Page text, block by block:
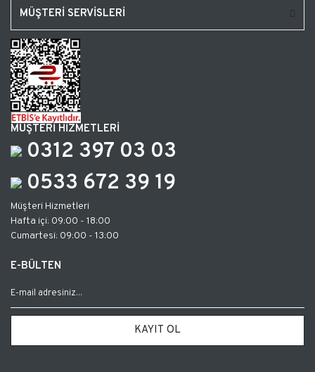
MÜŞTERİ SERVİSLERİ
MÜŞTERİ HİZMETLERİ
0312 397 03 03
0533 672 39 19
Müşteri Hizmetleri
Hafta içi: 09:00 - 18:00
Cumartesi: 09:00 - 13:00
E-BÜLTEN
KAYIT OL